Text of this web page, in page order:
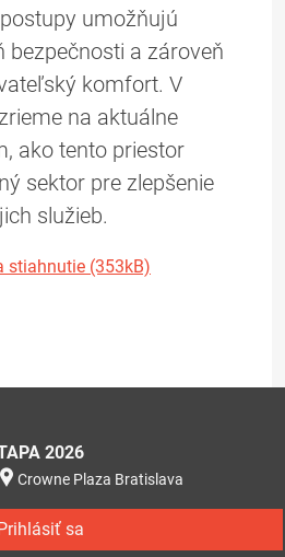
umožňujú
bezpečnosti a zároveň
komfort. V
na aktuálne
ako tento priestor
sektor pre zlepšenie
služieb.
stiahnutie (353kB)
2026
Crowne Plaza Bratislava
sa